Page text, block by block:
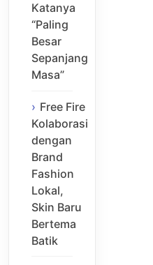
Katanya
“Paling
Besar
Sepanjang
Masa”
Free Fire
Kolaborasi
dengan
Brand
Fashion
Lokal,
Skin Baru
Bertema
Batik